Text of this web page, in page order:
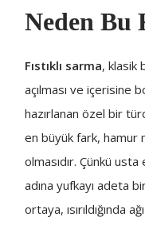
Neden Bu
Fıstıklı sarma, klasik
açılması ve içerisine
hazırlanan özel bir
en büyük fark, hamur
olmasıdır. Çünkü usta
adına yufkayı adeta
ortaya, ısırıldığında